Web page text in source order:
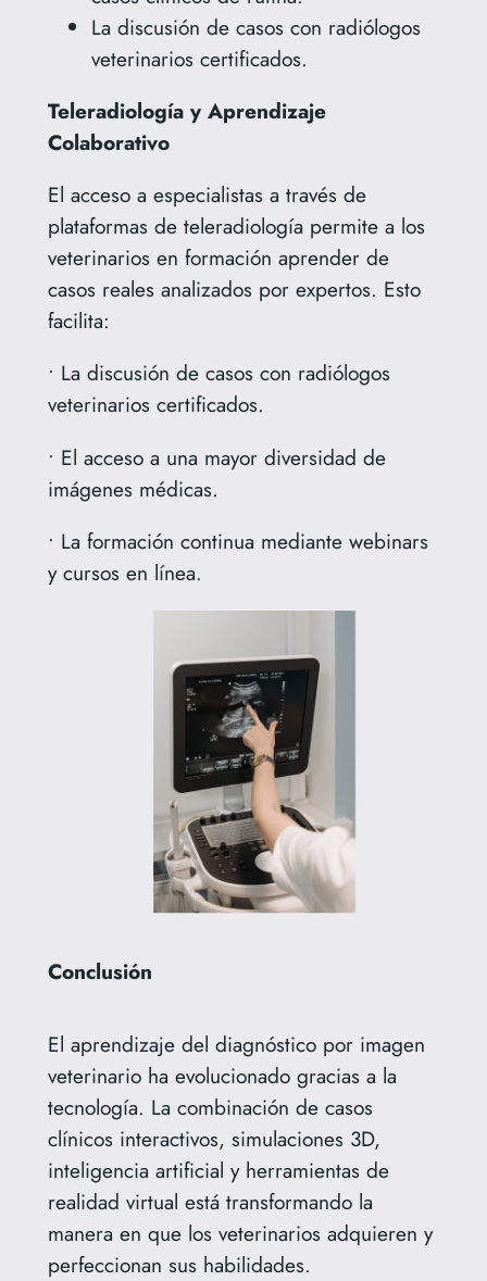
La discusión de casos con radiólogos
veterinarios certificados.
Teleradiología y Aprendizaje
Colaborativo
El acceso a especialistas a través de
plataformas de teleradiología permite a los
veterinarios en formación aprender de
casos reales analizados por expertos. Esto
facilita:
• La discusión de casos con radiólogos
veterinarios certificados.
• El acceso a una mayor diversidad de
imágenes médicas.
• La formación continua mediante webinars
y cursos en línea.
Conclusión
El aprendizaje del diagnóstico por imagen
veterinario ha evolucionado gracias a la
tecnología. La combinación de casos
clínicos interactivos, simulaciones 3D,
inteligencia artificial y herramientas de
realidad virtual está transformando la
manera en que los veterinarios adquieren y
perfeccionan sus habilidades.